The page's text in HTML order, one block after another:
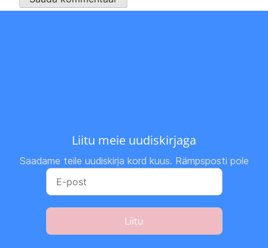
Liitu meie uudiskirjaga
Saadame teile uudiskirja kord kuus. Rämpsposti pole
Liitu